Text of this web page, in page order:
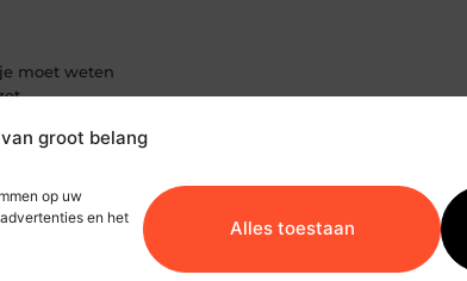
groot belang
op uw
en het
Alles toestaan
moet weten
hoe jij